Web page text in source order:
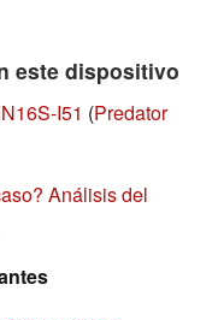
este dispositivo
I51 (Predator
Análisis del